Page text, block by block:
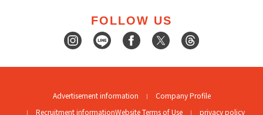
FOLLOW US
Advertisement information
Company Profile
Recruitment informationWebsite Terms of Use privacy policy